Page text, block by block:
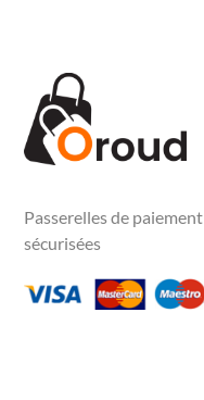
Passerelles de paiement
sécurisées